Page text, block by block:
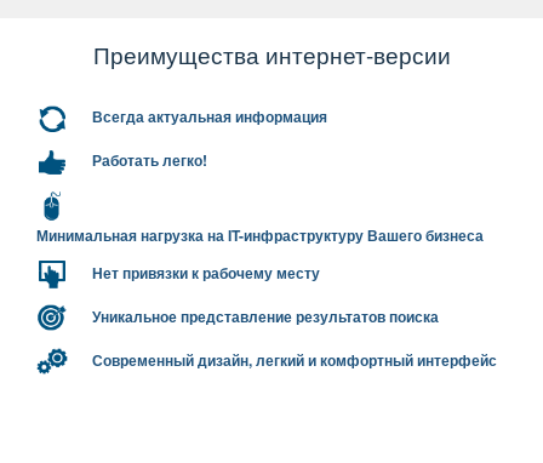
Преимущества интернет-версии
сегда актуальная информация
Работать легко!
Минимальная нагрузка на IT-инфраструктуру Вашего бизнеса
Нет привязки к рабочему месту
Уникальное представление результатов поиска
Современный дизайн, легкий и комфортный интерфейс